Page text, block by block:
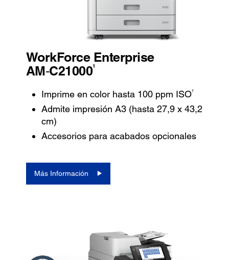
WorkForce Enterprise
AM‑C210001
Imprime en color hasta 100 ppm ISO†
Admite impresión A3 (hasta 27,9 x 43,2
cm)
Accesorios para acabados opcionales
Más Información